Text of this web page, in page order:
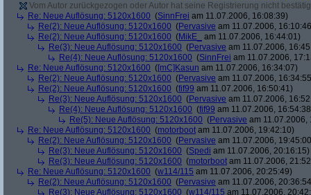
Vom Autor zurückgezogen oder Autor hat seine Registrierung nicht
Re: Neue Auflösung: 5120x1600 (SinnFrei am 11.07.2006, 16:08:39)
Re(2): Neue Auflösung: 5120x1600 (Pervasive am 11.07.2006,
Re(2): Neue Auflösung: 5120x1600 (MikE_
am 11.07.2006, 16:44:01)
Re(3): Neue Auflösung: 5120x1600 (Pervasive am 11.07.2006,
Re(4): Neue Auflösung: 5120x1600 (SinnFrei am 11.07.2006,
Re: Neue Auflösung: 5120x1600 ([mC]Kasun am 11.07.2006, 16:34:07)
Re(2): Neue Auflösung: 5120x1600 (Pervasive am 11.07.2006,
Re(2): Neue Auflösung: 5120x1600 (fif99 am 11.07.2006, 16:50:41)
Re(3): Neue Auflösung: 5120x1600 (Pervasive am 11.07.2006,
Re(4): Neue Auflösung: 5120x1600 (fif99 am 11.07.2006,
Re(5): Neue Auflösung: 5120x1600 (Pervasive am 11.07.2006,
Re: Neue Auflösung: 5120x1600 (motorboot am 11.07.2006, 19:42:10)
Re(2): Neue Auflösung: 5120x1600 (Pervasive am 11.07.2006,
Re(3): Neue Auflösung: 5120x1600 (Spedi am 11.07.2006, 20:16:15)
Re(3): Neue Auflösung: 5120x1600 (motorboot am 11.07.2006,
Re: Neue Auflösung: 5120x1600 (w114/115 am 11.07.2006, 20:25:49)
Re(2): Neue Auflösung: 5120x1600 (Pervasive am 11.07.2006,
Re(3): Neue Auflösung: 5120x1600 (w114/115 am 11.07.2006,